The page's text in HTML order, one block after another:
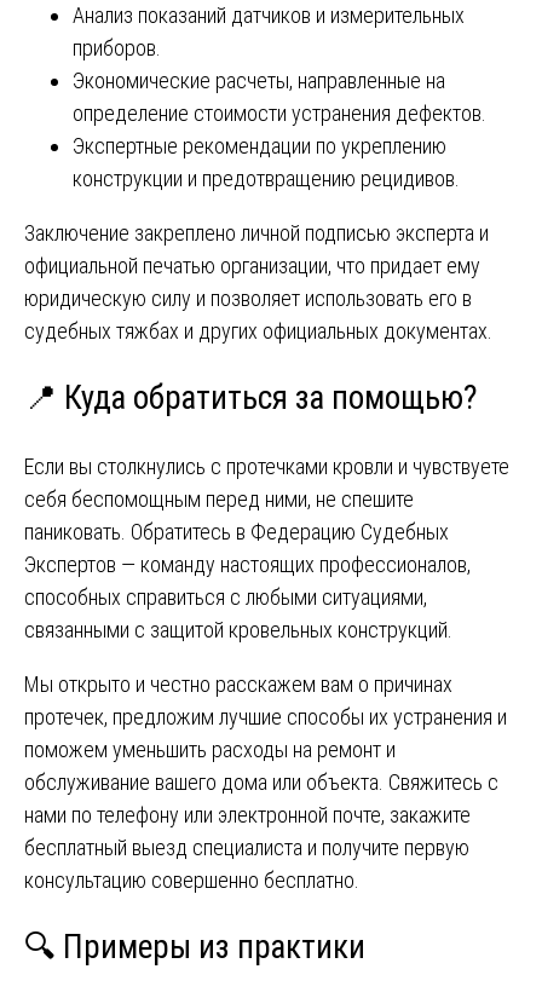
Анализ показаний датчиков и измерительных
приборов.
Экономические расчеты, направленные на
определение стоимости устранения дефектов.
Экспертные рекомендации по укреплению
конструкции и предотвращению рецидивов.
Заключение закреплено личной подписью эксперта и
официальной печатью организации, что придает ему
юридическую силу и позволяет использовать его в
судебных тяжбах и других официальных документах.
📍 Куда обратиться за помощью?
Если вы столкнулись с протечками кровли и чувствуете
себя беспомощным перед ними, не спешите
паниковать. Обратитесь в Федерацию Судебных
Экспертов — команду настоящих профессионалов,
способных справиться с любыми ситуациями,
связанными с защитой кровельных конструкций.
Мы открыто и честно расскажем вам о причинах
протечек, предложим лучшие способы их устранения и
поможем уменьшить расходы на ремонт и
обслуживание вашего дома или объекта. Свяжитесь с
нами по телефону или электронной почте, закажите
бесплатный выезд специалиста и получите первую
консультацию совершенно бесплатно.
🔍 Примеры из практики